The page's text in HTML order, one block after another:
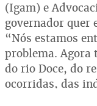
(Igam) e
governador quer
“Nós estamos
problema. Agora
do rio Doce, do
ocorridas, das